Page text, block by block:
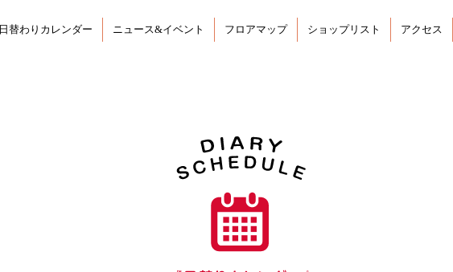
日替わりカレンダー ニュース&イベント フロアマップ ショップリスト アクセス